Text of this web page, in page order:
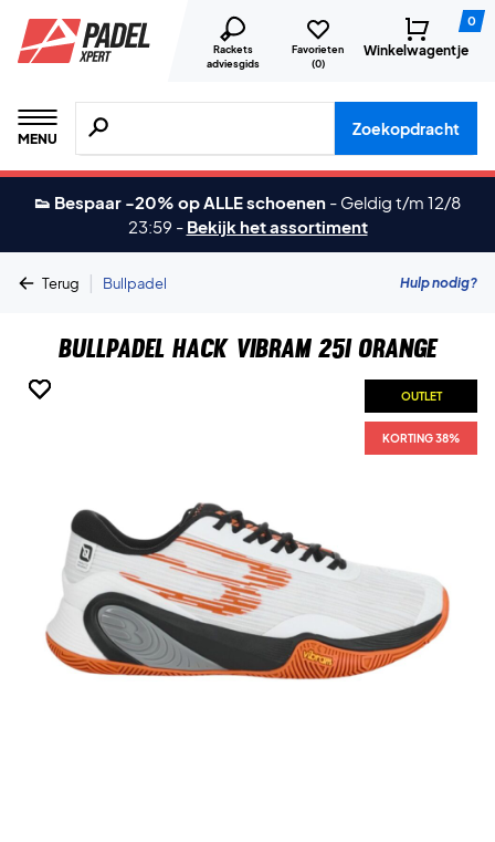
Rackets
adviesgids
Favorieten
(0)
0
Winkelwagentje
MENU
Zoeken naar producten, merken etc.
Zoekopdracht
👟 Bespaar -20% op ALLE schoenen - Geldig t/m 12/8
23:59 - Bekijk het assortiment
Terug | Bullpadel Hulp nodig?
Bullpadel Hack Vibram 25I Orange
OUTLET
KORTING 38%
OUTLET
KORTING 38%
OUTLET
KORTING 38%
OUTLET
KORTING 38%